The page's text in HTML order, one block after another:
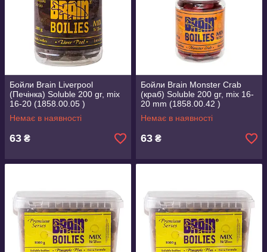
Бойли Brain Liverpool
(Печінка) Soluble 200 gr, mix
16-20 (1858.00.05 )
Немає в наявності
63 ₴
Бойли Brain Monster Crab
(краб) Soluble 200 gr, mix 16-
20 mm (1858.00.42 )
Немає в наявності
63 ₴